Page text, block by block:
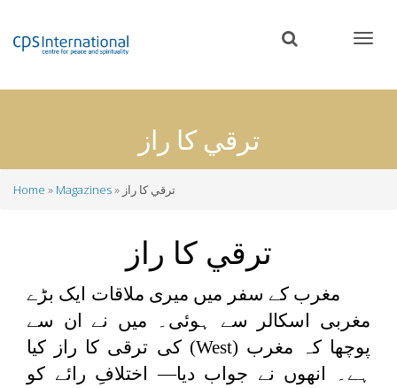
content
ترقي كا راز
Home Magazines ترقي كا راز
ترقي كا راز
مغرب کے سفر میں میری ملاقات ایک بڑے
مغربی اسکالر سے ہوئی۔ میں نے ان سے
پوچھا کہ مغرب (West)کی ترقی کا راز کیا
ہے۔ انھوں نے جواب دیا— اختلافِ رائے کو